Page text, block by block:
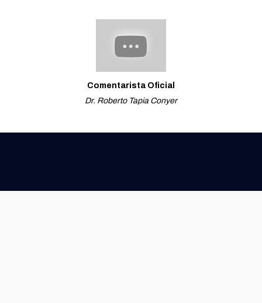
Comentarista Oficial
Dr. Roberto Tapia Conyer